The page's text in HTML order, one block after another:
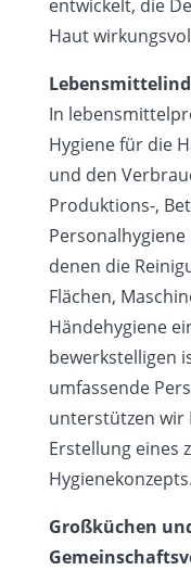
entwickelt, die
Haut
In
Hygiene für die
und den
Produktions-,
denen die
Flächen,
Händehygiene
bewerkstelligen
umfassende
unterstützen wir
Erstellung eines
Hygienekonzepts.
Großküchen